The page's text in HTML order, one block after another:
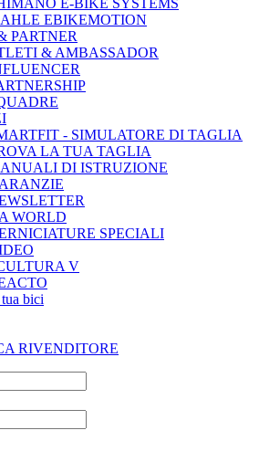
E-BIKE SYSTEMS
EBIKEMOTION
PARTNER
& AMBASSADOR
- SIMULATORE DI TAGLIA
LA TUA TAGLIA
DI ISTRUZIONE
WORLD
SPECIALI
V
bici
RIVENDITORE